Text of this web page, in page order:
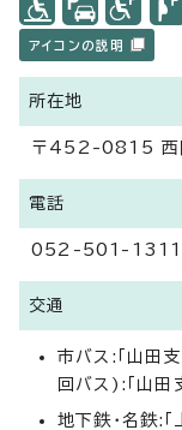
アイコンの説明
所在地
〒452-0815 西
電話
052-501-
交通
市バス:「山田
回バス):「山
地下鉄・名鉄: